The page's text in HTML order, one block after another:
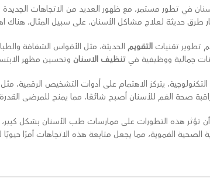
في تطور مستمر، مع ظهور العديد من الاتجاهات الجديدة
طرق حديثة لعلاج مشاكل الأسنان. على سبيل المثال، هناك
تطوير تقنياتالتقويم الحديثة، مثل الأقواس الشفافة
جمالية ووظيفية فيتنظيف الاسنان وتحسين مظهر
التكنولوجية، يتركز الاهتمام على أدوات التشخيص
صحة الفم للأسنان أصبح شائعًا، مما يمنح للمرضى
تؤثر هذه التطورات على ممارسات طب الأسنان بشكل
الصحية الفموية، مما يجعل متابعة هذه الاتجاهات أمرًا